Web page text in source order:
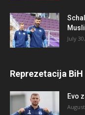
July
Reprezetacija BiH
Evo